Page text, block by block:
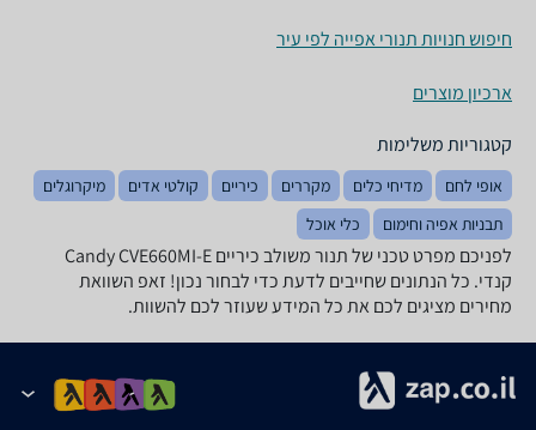
חיפוש חנויות תנורי אפייה לפי עיר
ארכיון מוצרים
קטגוריות משלימות
אופי לחם מדיחי כלים מקררים כיריים קולטי אדים
מיקרוגלים
תבניות אפיה וחימום
כלי אוכל
לפניכם מפרט טכני של ‏תנור משולב כיריים Candy CVE660MI-E
קנדי. כל הנתונים שחייבים לדעת כדי לבחור נכון! זאפ השוואת
מחירים מציגים לכם את כל המידע שעוזר לכם להשוות.